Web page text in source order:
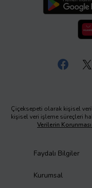
Çiçeksepeti olarak kişisel
kişisel veri işleme süreçleri
Verilerin
Faydalı Bilgiler
Kurumsal